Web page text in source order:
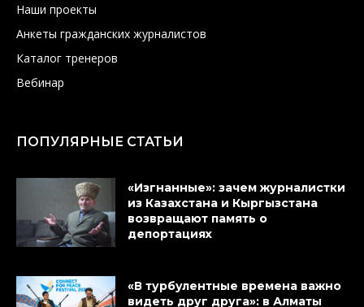
Наши проекты
Анкеты гражданских журналистов
Каталог тренеров
Вебинар
ПОПУЛЯРНЫЕ СТАТЬИ
«Изгнанные»: зачем журналистки
из Казахстана и Кыргызстана
возвращают память о
депортациях
«В турбулентные времена важно
видеть друг друга»: в Алматы